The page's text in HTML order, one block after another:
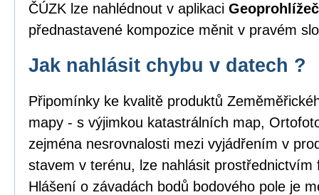
ČÚZK lze nahlédnout v aplikaci Geoprohlížeč
přednastavené kompozice měnit v pravém
Jak nahlásit chybu v datech ?
Připomínky ke kvalitě produktů
mapy - s výjimkou katastrálních map,
zejména nesrovnalosti mezi vyjádřením v
stavem v terénu, lze nahlásit
Hlášení o závadách bodů bodového pole je